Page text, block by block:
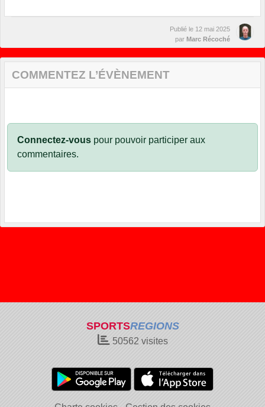
Publié le 12 mai 2025
par Marc Récoché
COMMENTEZ L’ÉVÈNEMENT
Connectez-vous pour pouvoir participer aux
commentaires.
SPORTSREGIONS
50562 visites